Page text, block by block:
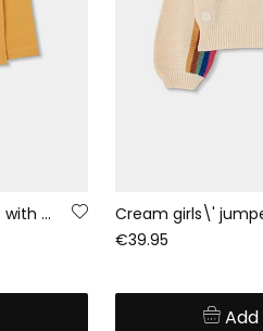
Girl\'s yellow knitted T-shirt with smiley sequins
€39.95